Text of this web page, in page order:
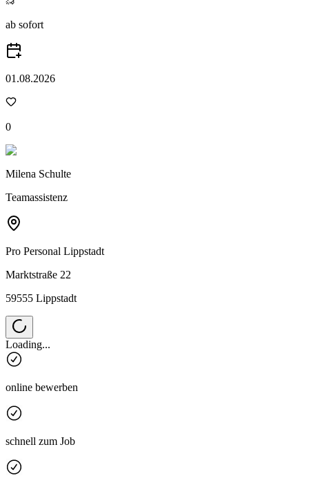
ab sofort
01.08.2026
0
Milena Schulte
Teamassistenz
Pro Personal Lippstadt
Marktstraße 22
59555 Lippstadt
Loading...
online bewerben
schnell zum Job